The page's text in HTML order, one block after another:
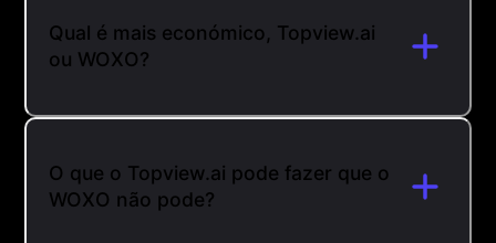
Qual é mais económico, Topview.ai
ou WOXO?
O que o Topview.ai pode fazer que o
WOXO não pode?